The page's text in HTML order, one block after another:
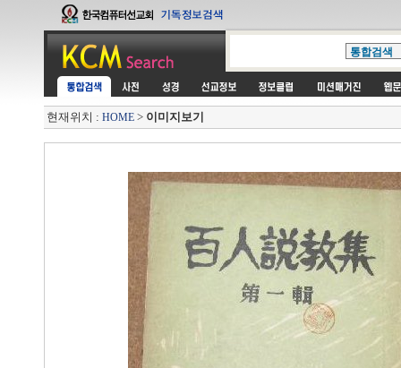
현재위치 : HOME > 이미지보기